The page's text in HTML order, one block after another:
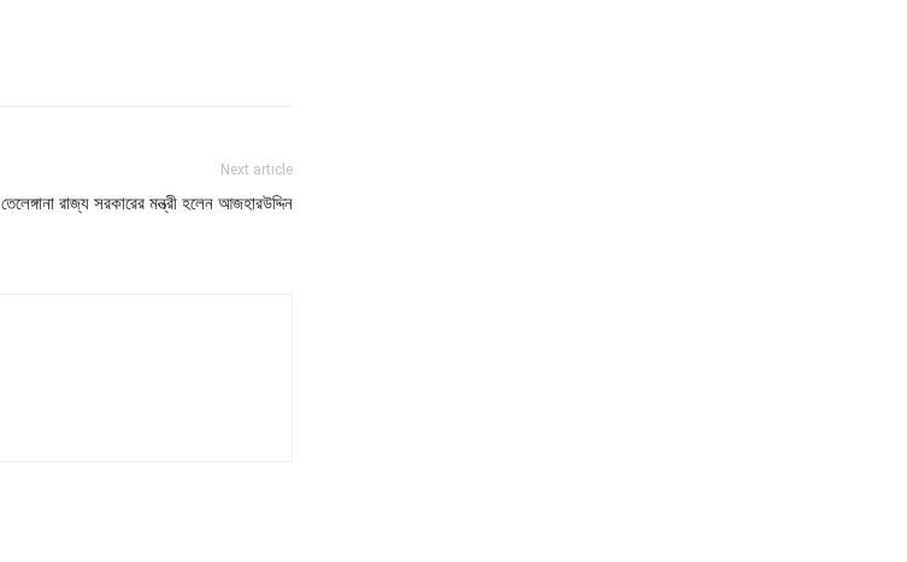
Next article
তেলেঙ্গানা রাজ্য সরকারের মন্ত্রী হলেন আজহারউদ্দিন